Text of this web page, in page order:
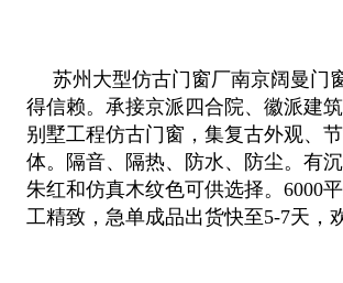
苏州大型仿古门窗厂南京阔曼门
得信赖。承接京派四合院、徽派建
别墅工程仿古门窗，集复古外观、
体。隔音、隔热、防水、防尘。有
朱红和仿真木纹色可供选择。6000
工精致，急单成品出货快至5-7天，